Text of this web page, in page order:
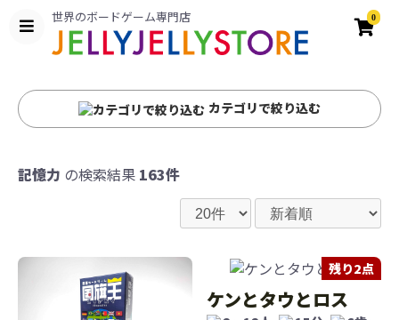
世界のボードゲーム専門店 0
カテゴリで絞り込む
記憶力 の検索結果 163件
残り2点
ケンとタウとロス